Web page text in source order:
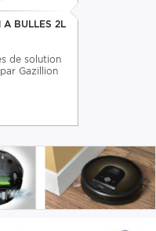
A BULLES 2L
de solution
Gazillion